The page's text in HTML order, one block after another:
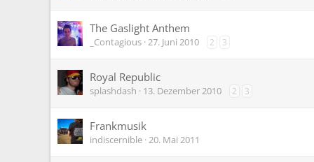
The Gaslight Anthem
_Contagious 27. Juni 2010 2 3
Royal Republic
splashdash 13. Dezember 2010 2 3
Frankmusik
indiscernible 20. Mai 2011